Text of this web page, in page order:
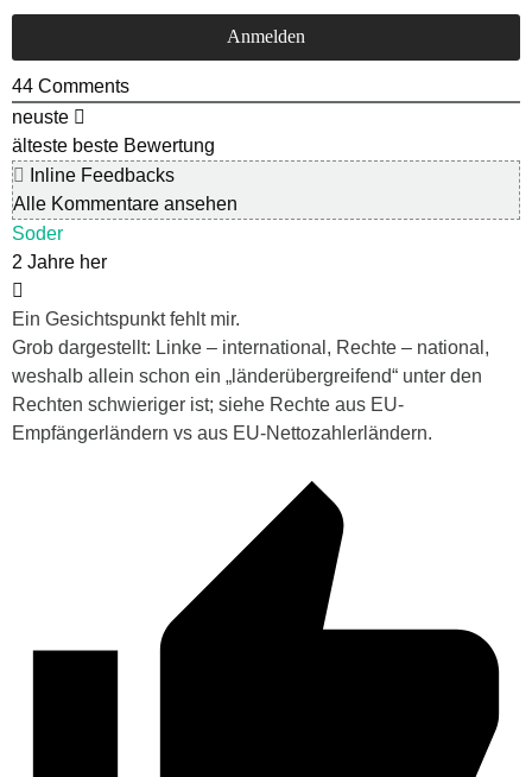
44 Comments
neuste
älteste beste Bewertung
Inline Feedbacks
Alle Kommentare ansehen
Soder
2 Jahre her
Ein Gesichtspunkt fehlt mir.
Grob dargestellt: Linke – international, Rechte – national,
weshalb allein schon ein „länderübergreifend“ unter den
Rechten schwieriger ist; siehe Rechte aus EU-
Empfängerländern vs aus EU-Nettozahlerländern.